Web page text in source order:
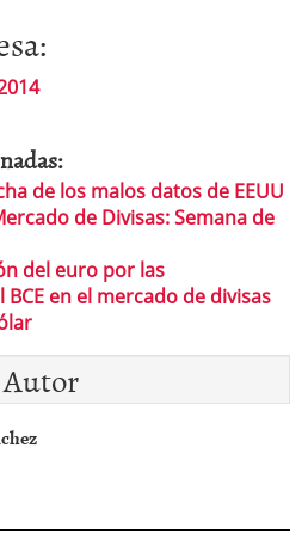
de los malos datos de EEUU
de Divisas: Semana de
del euro por las
en el mercado de divisas
Autor